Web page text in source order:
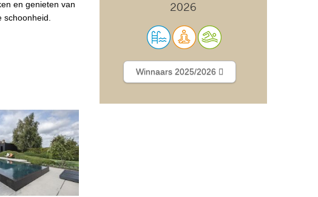
en genieten van
2026
Winnaars 2025/2026